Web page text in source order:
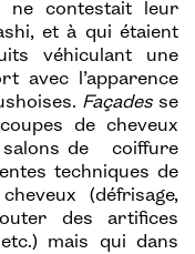
ne contestait leur
et à qui étaient
véhiculant une
avec l’apparence
Façades se
de cheveux
salons de coiffure
techniques de
(défrisage,
des artifices
mais qui dans